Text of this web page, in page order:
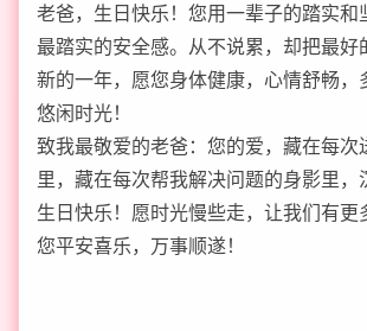
老爸，生日快乐！您用一辈子的踏实和
最踏实的安全感。从不说累，却把最好
新的一年，愿您身体健康，心情舒畅，
悠闲时光！
致我最敬爱的老爸：您的爱，藏在每次
里，藏在每次帮我解决问题的身影里，
生日快乐！愿时光慢些走，让我们有更
您平安喜乐，万事顺遂！